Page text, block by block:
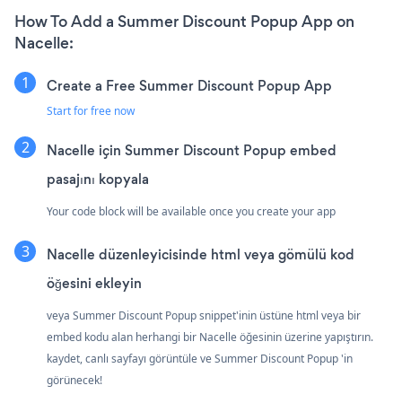
How To Add a Summer Discount Popup App on
Nacelle:
Create a Free Summer Discount Popup App
Start for free now
Nacelle için Summer Discount Popup embed
pasajını kopyala
Your code block will be available once you create your app
Nacelle düzenleyicisinde html veya gömülü kod
öğesini ekleyin
veya Summer Discount Popup snippet'inin üstüne html veya bir
embed kodu alan herhangi bir Nacelle öğesinin üzerine yapıştırın.
kaydet, canlı sayfayı görüntüle ve Summer Discount Popup 'in
görünecek!